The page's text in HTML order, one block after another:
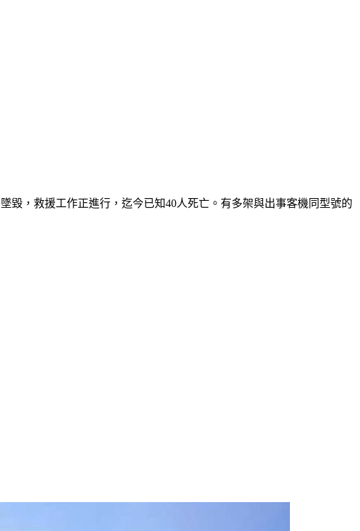
毀，救援工作正進行，迄今已知40人死亡。有多架與出事客機同型號的